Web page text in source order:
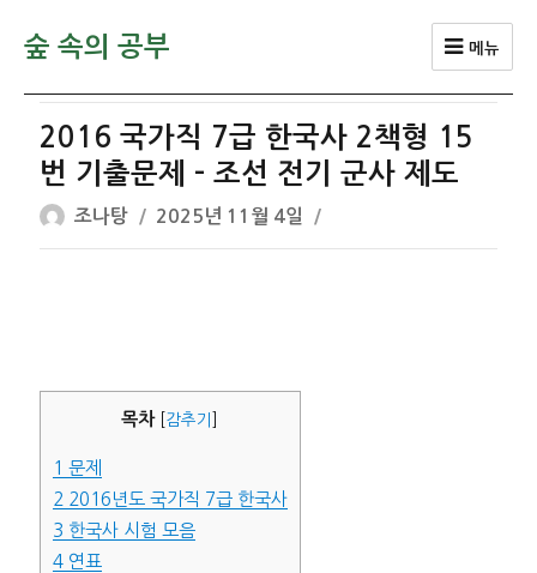
숲 속의 공부 메뉴
2016 국가직 7급 한국사 2책형 15
번 기출문제 – 조선 전기 군사 제도
글
쓴
조나탕
작
성
2025년 11월 4일
목차 감추기
1 문제
2 2016년도 국가직 7급 한국사
3 한국사 시험 모음
4연표